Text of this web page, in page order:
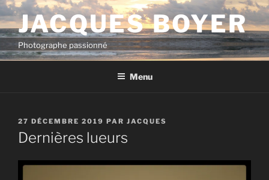
Aller
au
contenu
principal
JACQUES BOYER
Photographe passionné
Menu
PUBLIÉ
LE
27 DÉCEMBRE 2019 PAR JACQUES
Dernières lueurs